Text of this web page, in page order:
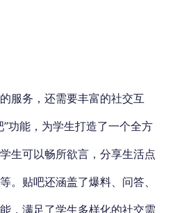
服务，还需要丰富的社交互
功能，为学生打造了一个全方
生可以畅所欲言，分享生活点
。贴吧还涵盖了爆料、问答、
，满足了学生多样化的社交需